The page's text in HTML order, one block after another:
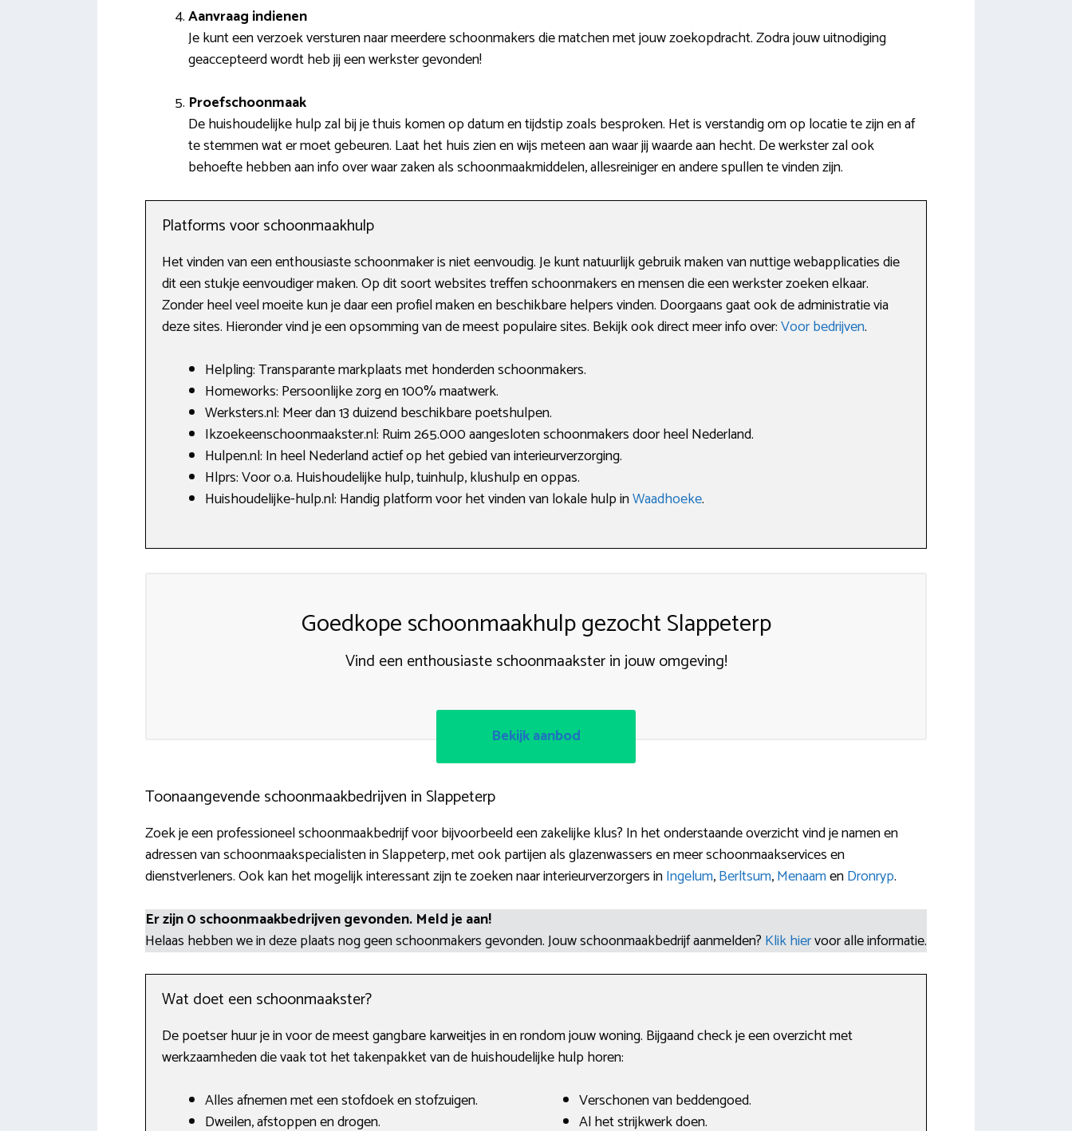
Aanvraag indienen
Je kunt een verzoek versturen naar meerdere schoonmakers die matchen met jouw zoekopdracht. Zodra jouw uitnodiging
geaccepteerd wordt heb jij een werkster gevonden!
Proefschoonmaak
De huishoudelijke hulp zal bij je thuis komen op datum en tijdstip zoals besproken. Het is verstandig om op locatie te zijn en af
te stemmen wat er moet gebeuren. Laat het huis zien en wijs meteen aan waar jij waarde aan hecht. De werkster zal ook
behoefte hebben aan info over waar zaken als schoonmaakmiddelen, allesreiniger en andere spullen te vinden zijn.
Platforms voor schoonmaakhulp
Het vinden van een enthousiaste schoonmaker is niet eenvoudig. Je kunt natuurlijk gebruik maken van nuttige webapplicaties die
dit een stukje eenvoudiger maken. Op dit soort websites treffen schoonmakers en mensen die een werkster zoeken elkaar.
Zonder heel veel moeite kun je daar een profiel maken en beschikbare helpers vinden. Doorgaans gaat ook de administratie via
deze sites. Hieronder vind je een opsomming van de meest populaire sites. Bekijk ook direct meer info over:Voor bedrijven.
Helpling: Transparante markplaats met honderden schoonmakers.
Homeworks: Persoonlijke zorg en 100% maatwerk.
Werksters.nl: Meer dan 13 duizend beschikbare poetshulpen.
Ikzoekeenschoonmaakster.nl: Ruim 265.000 aangesloten schoonmakers door heel Nederland.
Hulpen.nl: In heel Nederland actief op het gebied van interieurverzorging.
Hlprs: Voor o.a. Huishoudelijke hulp, tuinhulp, klushulp en oppas.
Huishoudelijke-hulp.nl: Handig platform voor het vinden van lokale hulp inWaadhoeke.
Goedkope schoonmaakhulp gezocht Slappeterp
Vind een enthousiaste schoonmaakster in jouw omgeving!
Bekijk aanbod
Toonaangevende schoonmaakbedrijven in Slappeterp
Zoek je een professioneel schoonmaakbedrijf voor bijvoorbeeld een zakelijke klus? In het onderstaande overzicht vind je namen en
adressen van schoonmaakspecialisten in Slappeterp, met ook partijen als glazenwassers en meer schoonmaakservices en
dienstverleners. Ook kan het mogelijk interessant zijn te zoeken naar interieurverzorgers inIngelum,Berltsum,MenaamenDronryp.
Er zijn 0 schoonmaakbedrijven gevonden. Meld je aan!
Helaas hebben we in deze plaats nog geen schoonmakers gevonden. Jouw schoonmaakbedrijf aanmelden? Klik hiervoor alle informatie.
Wat doet een schoonmaakster?
De poetser huur je in voor de meest gangbare karweitjes in en rondom jouw woning. Bijgaand check je een overzicht met
werkzaamheden die vaak tot het takenpakket van de huishoudelijke hulp horen:
Alles afnemen met een stofdoek en stofzuigen.
Dweilen, afstoppen en drogen.
Verschonen van beddengoed.
Al het strijkwerk doen.